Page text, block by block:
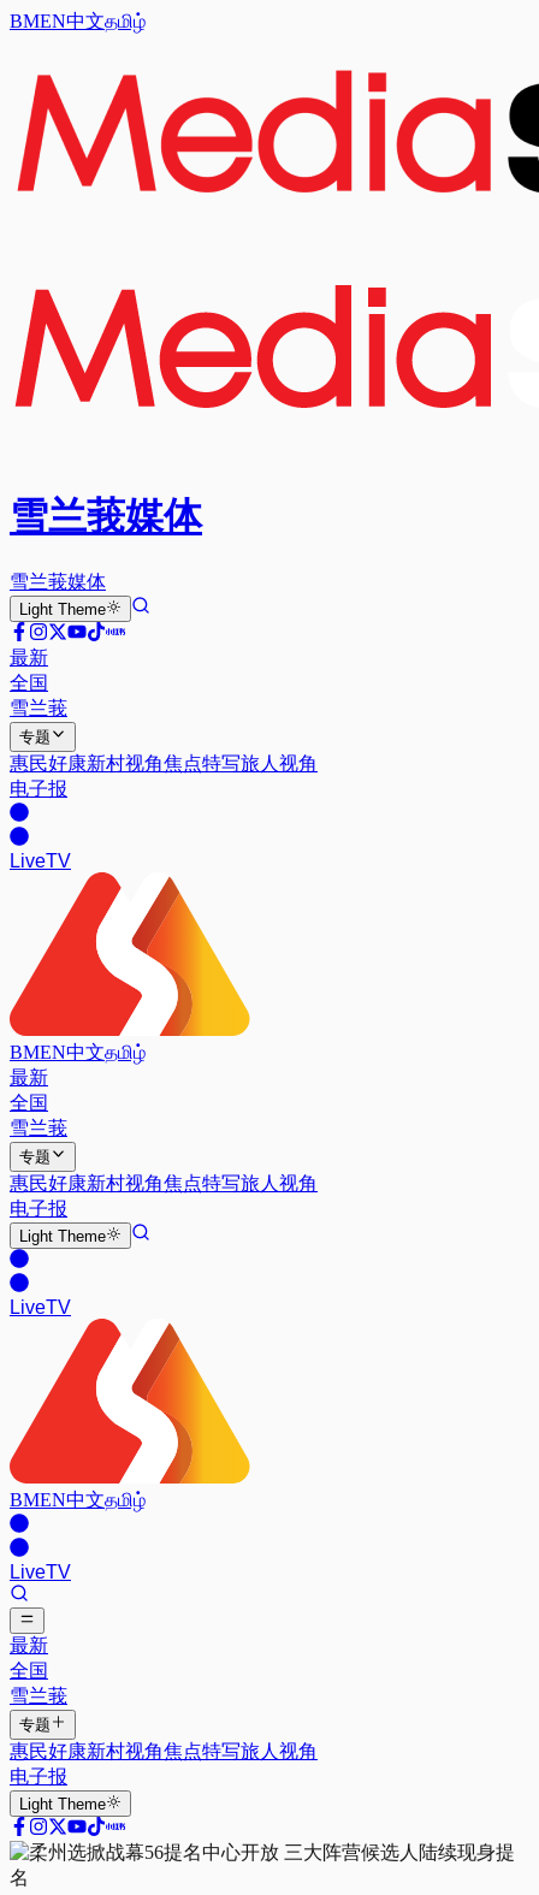
BMEN中文தமிழ்
雪兰莪媒体
雪兰莪媒体
Light Theme
最新
全国
雪兰莪
专题
惠民好康新村视角焦点特写旅人视角
电子报
LiveTV
BMEN中文தமிழ்
最新
全国
雪兰莪
专题
惠民好康新村视角焦点特写旅人视角
电子报
Light Theme
LiveTV
BMEN中文தமிழ்
LiveTV
最新
全国
雪兰莪
专题
惠民好康新村视角焦点特写旅人视角
电子报
Light Theme